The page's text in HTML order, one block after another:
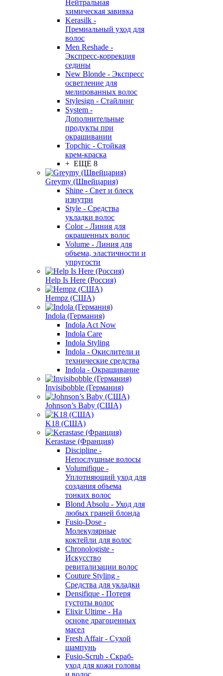
Нейтральная
химическая завивка
Kerasilk -
Премиальный уход для
волос
Men Reshade -
Экспресс-коррекция
седины
New Blonde - Экспресс
осветление для
мелированных волос
Stylesign - Стайлинг
System -
Дополнительные
продукты при
окрашивании
Topchic - Стойкая
крем-краска
+ ЕЩЕ 8
Greymy (Швейцария)
Shine - Свет и блеск
изнутри
Style - Средства
укладки волос
Color - Линия для
окрашенных волос
Volume - Линия для
объема, эластичности и
упругости
Help Is Here (Россия)
Hempz (США)
Indola (Германия)
Indola Act Now
Indola Care
Indola Styling
Indola - Окислители и
технические средства
Indola - Окрашивание
Invisibobble (Германия)
Johnson’s Baby (США)
K18 (США)
Kerastase (Франция)
Discipline -
Непослушные волосы
Volumifique -
Уплотняющий уход для
создания объема
тонких волос
Blond Absolu - Уход для
любых граней блонда
Fusio-Dose -
Молекулярные
коктейли для волос
Chronologiste -
Искусство
ревитализации волос
Couture Styling -
Средства для укладки
Densifique - Потеря
густоты волос
Elixir Ultime - На
основе драгоценных
масел
Fresh Affair - Сухой
шампунь
Fusio-Scrub - Скраб-
уход для кожи головы
и волос